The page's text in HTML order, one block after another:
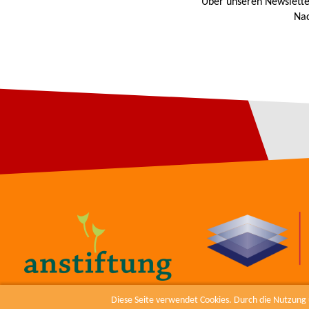
Diese Seite verwendet Cookies. Durch die